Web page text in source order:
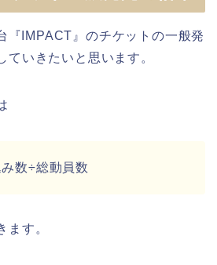
『IMPACT』のチケットの一般発
ていきたいと思います。
数÷総動員数
ます。